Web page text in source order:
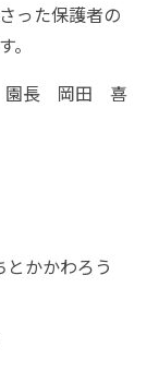
った保護者の
園長 岡田 喜
かかわろう